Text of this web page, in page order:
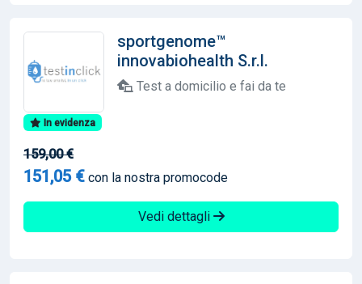
sportgenome™
innovabiohealth S.r.l.
Test a domicilio e fai da te
In evidenza
159,00 €
151,05 € con la nostra promocode
Vedi dettagli